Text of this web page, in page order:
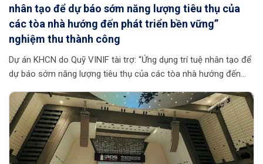
nhân tạo để dự báo sớm năng lượng tiêu thụ của
các tòa nhà hướng đến phát triển bền vững”
nghiệm thu thành công
Dự án KHCN do Quỹ VINIF tài trợ: “Ứng dụng trí tuệ nhân tạo để
dự báo sớm năng lượng tiêu thụ của các tòa nhà hướng đến
nghiệm thu. Dự án do TS. Ngô Ngọc Tri chủ nhiệm, PGS.TS.
Phạm Anh Đức đồng chủ nhiệm và Trường Đại học Bách khoa,
Đại học Đà Nẵng chủ trì. Trong bối cảnh đô thị hóa diễn ra
nhanh, nhu cầu năng lượng trong các tòa nhà ngày càng tăng
cao, dẫn đến gia tăng hiệu ứng nhà kính và […]